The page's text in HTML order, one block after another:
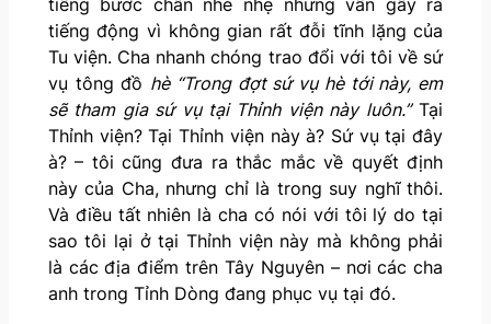
tiếng động vì không gian rất đỗi tĩnh lặng của
Tu viện. Cha nhanh chóng trao đổi với tôi về sứ
vụ tông đồ hè “Trong đợt sứ vụ hè tới này, em
sẽ tham gia sứ vụ tại Thỉnh viện này luôn.”Tại
Thỉnh viện? Tại Thỉnh viện này à? Sứ vụ tại đây
à? – tôi cũng đưa ra thắc mắc về quyết định
này của Cha, nhưng chỉ là trong suy nghĩ thôi.
Và điều tất nhiên là cha có nói với tôi lý do tại
sao tôi lại ở tại Thỉnh viện này mà không phải
là các địa điểm trên Tây Nguyên – nơi các cha
anh trong Tỉnh Dòng đang phục vụ tại đó.